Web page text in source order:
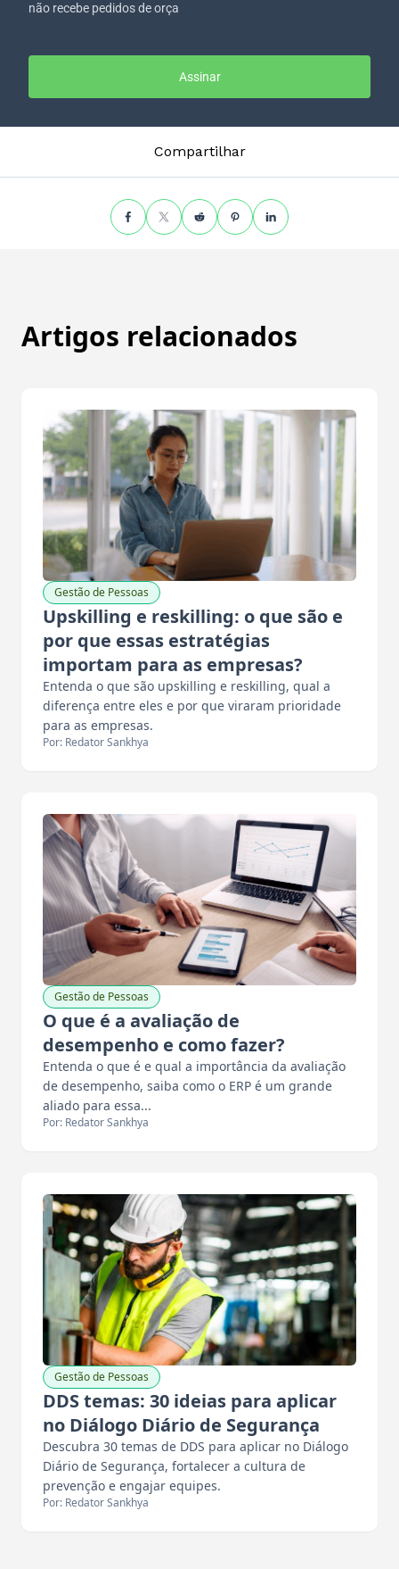
não recebe pedidos de orça
Assinar
Compartilhar
Artigos relacionados
Gestão de Pessoas
Upskilling e reskilling: o que são e
por que essas estratégias
importam para as empresas?
Entenda o que são upskilling e reskilling, qual a
diferença entre eles e por que viraram prioridade
para as empresas.
Por: Redator Sankhya
Gestão de Pessoas
O que é a avaliação de
desempenho e como fazer?
Entenda o que é e qual a importância da avaliação
de desempenho, saiba como o ERP é um grande
aliado para essa...
Por: Redator Sankhya
Gestão de Pessoas
DDS temas: 30 ideias para aplicar
no Diálogo Diário de Segurança
Descubra 30 temas de DDS para aplicar no Diálogo
Diário de Segurança, fortalecer a cultura de
prevenção e engajar equipes.
Por: Redator Sankhya